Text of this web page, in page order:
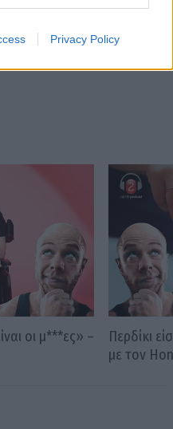
Privacy Policy
πιέζει για
για να
οι μ***ες» –
Περδίκι
με τον